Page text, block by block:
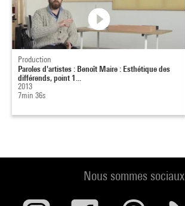
Production
Paroles d'artistes : Benoît Maire : Esthétique des
différends, point 1...
2013
7min 36s
Nous sommes sociaux